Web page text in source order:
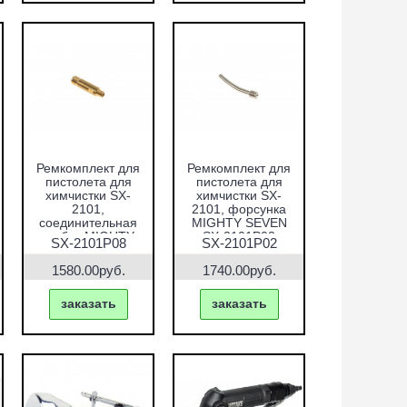
Ремкомплект для
пистолета для
химчистки SX-
2101,
соединительная
трубка MIGHTY
SEVEN SX-
2101P08
SX-2101P08
1580.00руб.
заказать
Ремкомплект для
пистолета для
химчистки SX-
2101, форсунка
MIGHTY SEVEN
SX-2101P02
SX-2101P02
1740.00руб.
заказать